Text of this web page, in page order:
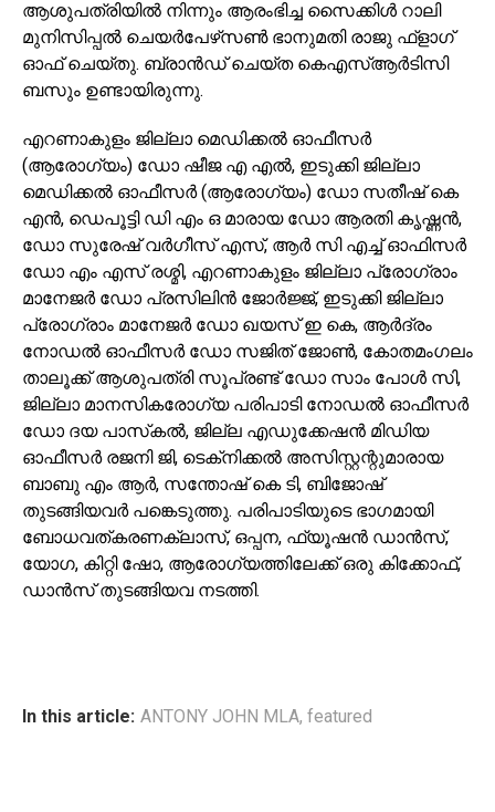
ആശുപത്രിയില്‍ നിന്നും ആരംഭിച്ച സൈക്കിള്‍ റാലി
മുനിസിപ്പല്‍ ചെയര്‍പേഴ്‌സണ്‍ ഭാനുമതി രാജു ഫ്‌ളാഗ്
ഓഫ് ചെയ്തു. ബ്രാന്‍ഡ് ചെയ്ത കെഎസ്ആര്‍ടിസി
ബസും ഉണ്ടായിരുന്നു.
എറണാകുളം ജില്ലാ മെഡിക്കല്‍ ഓഫീസര്‍
(ആരോഗ്യം) ഡോ ഷീജ എ എല്‍, ഇടുക്കി ജില്ലാ
മെഡിക്കല്‍ ഓഫീസര്‍ (ആരോഗ്യം) ഡോ സതീഷ് കെ
എന്‍, ഡെപൂട്ടി ഡി എം ഒ മാരായ ഡോ ആരതി കൃഷ്ണന്‍,
ഡോ സുരേഷ് വര്‍ഗീസ് എസ്, ആര്‍ സി എച്ച് ഓഫിസര്‍
ഡോ എം എസ് രശ്മി, എറണാകുളം ജില്ലാ പ്രോഗ്രാം
മാനേജര്‍ ഡോ പ്രസിലിന്‍ ജോര്‍ജ്ജ്, ഇടുക്കി ജില്ലാ
പ്രോഗ്രാം മാനേജര്‍ ഡോ ഖയസ് ഇ കെ, ആര്‍ദ്രം
നോഡല്‍ ഓഫീസര്‍ ഡോ സജിത് ജോണ്‍, കോതമംഗലം
താലൂക്ക് ആശുപത്രി സൂപ്രണ്ട് ഡോ സാം പോള്‍ സി,
ജില്ലാ മാനസികരോഗ്യ പരിപാടി നോഡല്‍ ഓഫീസര്‍
ഡോ ദയ പാസ്‌കല്‍, ജില്ല എഡുക്കേഷന്‍ മിഡിയ
ഓഫീസര്‍ രജനി ജി, ടെക്‌നിക്കല്‍ അസിസ്റ്റന്റുമാരായ
ബാബു എം ആര്‍, സന്തോഷ് കെ ടി, ബിജോഷ്
തുടങ്ങിയവര്‍ പങ്കെടുത്തു. പരിപാടിയുടെ ഭാഗമായി
ബോധവത്കരണക്ലാസ്, ഒപ്പന, ഫ്യൂഷന്‍ ഡാന്‍സ്,
യോഗ, കിറ്റി ഷോ, ആരോഗ്യത്തിലേക്ക് ഒരു കിക്കോഫ്,
ഡാന്‍സ് തുടങ്ങിയവ നടത്തി.
In this article: ANTONY JOHN MLA, featured